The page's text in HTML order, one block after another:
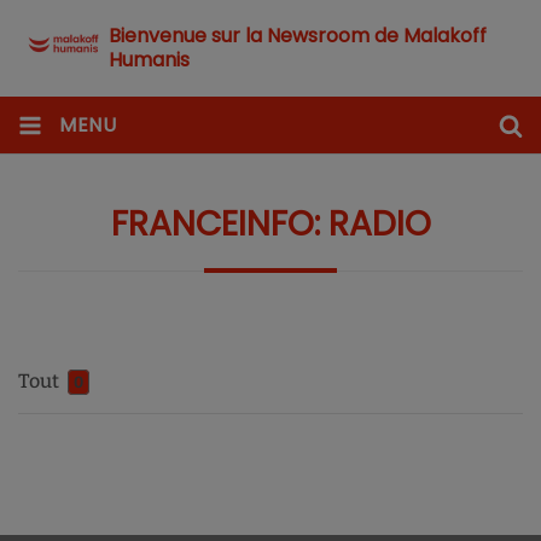
Bienvenue sur la Newsroom de Malakoff
Humanis
MENU
FRANCEINFO: RADIO
Tout 0